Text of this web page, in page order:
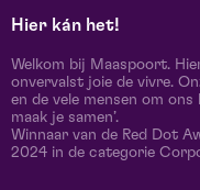
Hier kán het!
Welkom bij Maaspoort.
onvervalst joie de vivre.
en de vele mensen om ons
maak je samen’.
Winnaar van de Red Dot
2024 in de categorie